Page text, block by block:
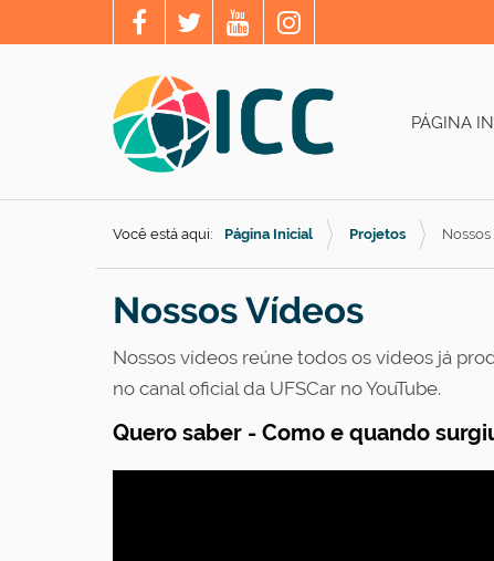
PÁGINA
Você está aqui: Página Inicial Projetos
Nossos Vídeos
Nossos vídeos reúne todos os vídeos já
no canal oficial da UFSCar no YouTube.
Quero saber - Como e quando